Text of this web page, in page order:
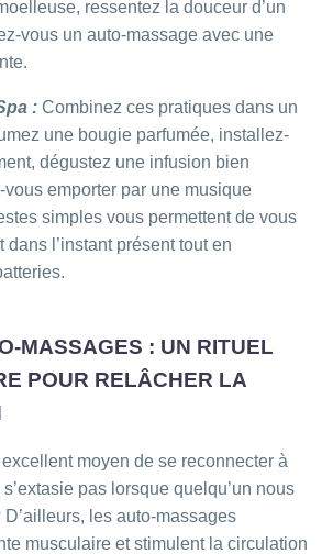
ressentez la douceur d’un
vous un auto-massage avec une
: Combinez ces pratiques dans un
une bougie parfumée, installez-
dégustez une infusion bien
emporter par une musique
simples vous permettent de vous
l’instant présent tout en
MASSAGES : UN RITUEL
POUR RELÂCHER LA
moyen de se reconnecter à
pas lorsque quelqu’un nous
les auto-massages
musculaire et stimulent la circulation